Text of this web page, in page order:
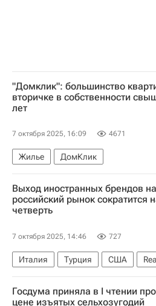
"Домклик": большинство
вторичке в собственности
лет
7 октября 2025, 16:09 4671
Жилье ДомКлик
Выход иностранных брендов на
российский рынок сократится
четверть
7 октября 2025, 14:46 727
Италия Турция США
Торговая недвижимость
Ритейл
Госдума приняла в I чтении
цене изъятых сельхозугодий